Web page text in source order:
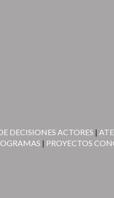
DECISIONES ACTORES |
| PROYECTOS